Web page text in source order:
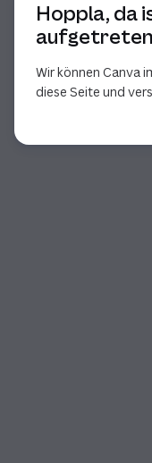
Hoppla, da
Wir können Canva
diese Seite und